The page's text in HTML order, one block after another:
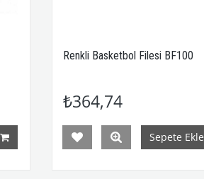
Renkli Basketbol Filesi BF100
₺364,74
Sepete Ekle